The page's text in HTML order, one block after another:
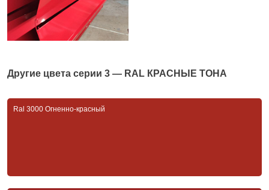
Другие цвета серии 3 — RAL КРАСНЫЕ ТОНА
Ral 3000 Огненно-красный